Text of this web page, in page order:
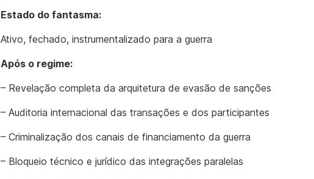
Estado do fantasma:
Ativo, fechado, instrumentalizado para a guerra
Após o regime:
– Revelação completa da arquitetura de evasão de sanções
– Auditoria internacional das transações e dos participantes
– Criminalização dos canais de financiamento da guerra
– Bloqueio técnico e jurídico das integrações paralelas